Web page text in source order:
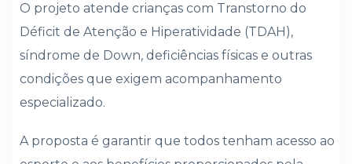
O projeto atende crianças com Transtorno do
Déficit de Atenção e Hiperatividade (TDAH),
síndrome de Down, deficiências físicas e outras
condições que exigem acompanhamento
especializado.
A proposta é garantir que todos tenham acesso ao